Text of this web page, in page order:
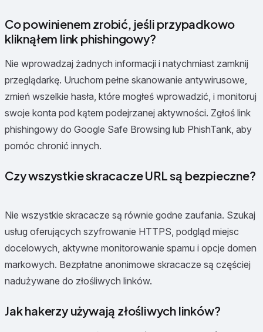
Co powinienem zrobić, jeśli przypadkowo
kliknąłem link phishingowy?
Nie wprowadzaj żadnych informacji i natychmiast zamknij
przeglądarkę. Uruchom pełne skanowanie antywirusowe,
zmień wszelkie hasła, które mogłeś wprowadzić, i monitoruj
swoje konta pod kątem podejrzanej aktywności. Zgłoś link
phishingowy do Google Safe Browsing lub PhishTank, aby
pomóc chronić innych.
Czy wszystkie skracacze URL są bezpieczne?
Nie wszystkie skracacze są równie godne zaufania. Szukaj
usług oferujących szyfrowanie HTTPS, podgląd miejsc
docelowych, aktywne monitorowanie spamu i opcje domen
markowych. Bezpłatne anonimowe skracacze są częściej
nadużywane do złośliwych linków.
Jak hakerzy używają złośliwych linków?